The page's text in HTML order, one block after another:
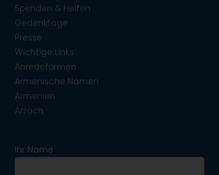
Spenden & Helfen
Gedenktage
Presse
Wichtige Links
Anredeformen
Armenische Namen
Armenien
Arzach
Ihr Name